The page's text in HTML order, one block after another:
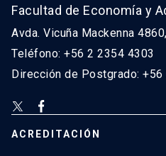
Facultad de Economía y
Avda. Vicuña Mackenna
Teléfono: +56 2 2354 4303
Dirección de Postgrado:
ACREDITACIÓN